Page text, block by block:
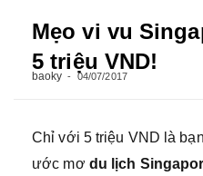
Mẹo vi vu
5 triệu VND!
baoky 04/07/2017
Chỉ với 5 triệu VND là
ước mơ du lịch